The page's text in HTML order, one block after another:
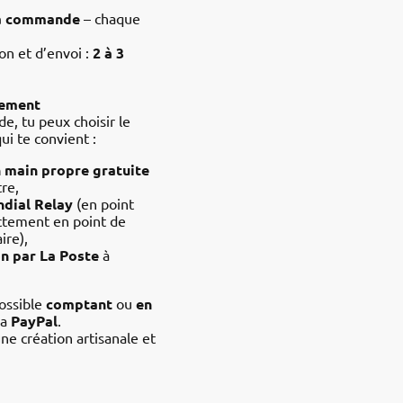
– chaque
et d’envoi : 2 à 3
tu peux choisir le
te convient :
main propre gratuite
Relay (en point
en point de
par La Poste à
comptant ou en
PayPal.
création artisanale et